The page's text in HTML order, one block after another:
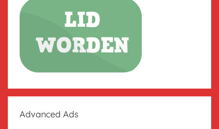
Advanced Ads